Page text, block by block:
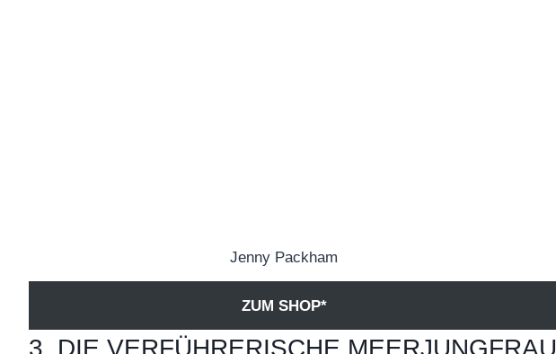
Jenny Packham
ZUM SHOP*
3. DIE VERFÜHRERISCHE MEERJUNGFRAU